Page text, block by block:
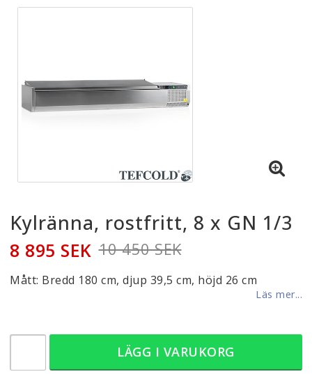
Kylränna, rostfritt, 8 x GN 1/3
10 450 SEK
8 895 SEK
Mått: Bredd 180 cm, djup 39,5 cm, höjd 26 cm
Läs mer...
LÄGG I VARUKORG